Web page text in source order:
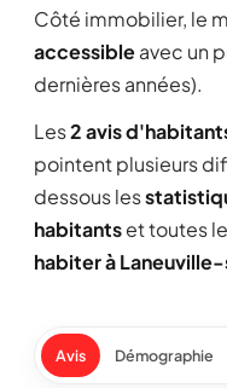
Côté immobilier, le
accessibleavec un
dernières années).
Les2 avis
pointent plusieurs
dessous les
habitantset toutes
habiter à
Avis Démographie